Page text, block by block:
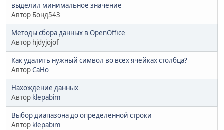
выделил минимальное значение
Автор Бонд543
Методы сбора данных в OpenOffice
Автор hjdyjojof
Как удалить нужный символ во всех ячейках столбца?
АвторCaHo
Нахождение данных
Автор klepabim
Выбор диапазона до определенной строки
Автор klepabim